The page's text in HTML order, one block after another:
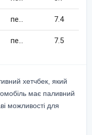
передній 7.4
передній 7.5
хетчбек, який
має паливний
можливості для